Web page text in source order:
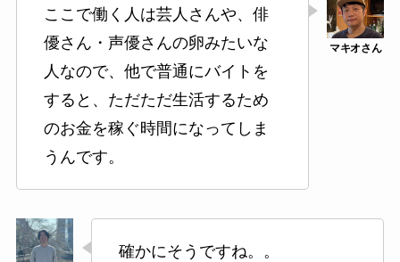
ここで働く人は芸人さんや、俳
優さん・声優さんの卵みたいな
人なので、他で普通にバイトを
すると、ただただ生活するため
のお金を稼ぐ時間になってしま
うんです。
確かにそうですね。。